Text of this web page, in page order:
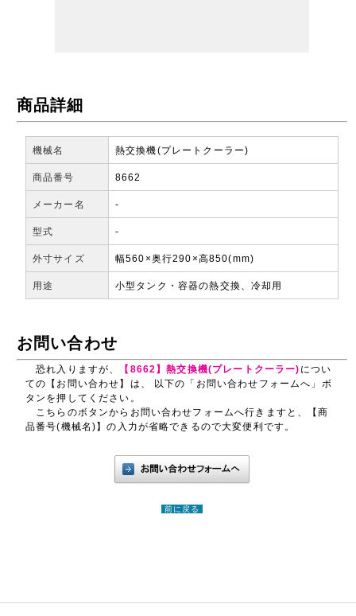
商品詳細
機械名 熱交換機(プレートクーラー)
商品番号 8662
メーカー名 -
型式 -
外寸サイズ 幅560×奥行290×高850(mm)
用途 小型タンク・容器の熱交換、冷却用
お問い合わせ
恐れ入りますが、 【8662】熱交換機(プレートクーラー) につい
ての【お問い合わせ】は、 以下の「お問い合わせフォームへ」ボ
タンを押してください。
こちらのボタンからお問い合わせフォームへ行きますと、【商
品番号(機械名)】の入力が省略できるので大変便利です。
前に戻る